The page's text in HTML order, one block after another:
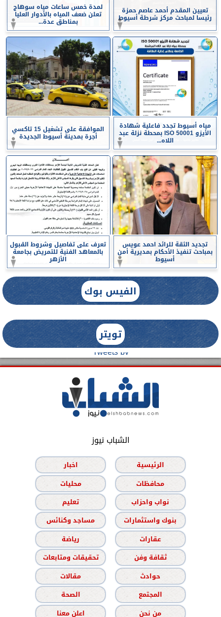
تعيين المقدم أحمد عاصم حمزة
رئيسا لمباحث مركز شرطة أسيوط
لمدة خمس ساعات مياه سوهاج
تعلن ضعف المياه بالأدوار العليا
بمناطق عدة...
مياه أسيوط تجدد فاعلية شهادة
الأيزو ISO 50001 بمحطة نزلة عبد
اللاه...
الموافقة على تشغيل 15 تاكسي
أجرة بمدينة أسيوط الجديدة
تجديد الثقة للرائد احمد عويس
بمباحث تنفيذ الأحكام بمديرية أمن
أسيوط
تعرف على تفاصيل وشروط القبول
بالمعاهد الفنية للتمريض بجامعة
الأزهر
الفيس بوك
تويتر
Tweets by
الشباب نيوز
الرئيسية
اخبار
محافظات
محليات
نواب واحزاب
تعليم
بنوك واستثمارات
مساجد وكنائس
عقارات
رياضة
ثقافة وفن
تحقيقات ومتابعات
حوادث
مقالات
المجتمع
الصحة
من نحن
اعلن معنا